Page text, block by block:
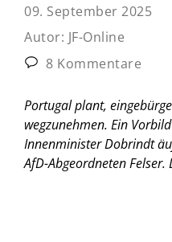
09. September 2025
Autor: JF-Online
8 Kommentare
Portugal plant,
wegzunehmen. Ein
Innenminister Dobrindt
AfD-Abgeordneten Felser.